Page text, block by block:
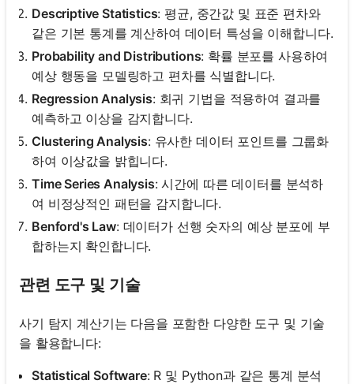
Descriptive Statistics: 평균, 중간값 및 표준 편차와
같은 기본 통계를 계산하여 데이터 특성을 이해합니다.
Probability and Distributions: 확률 분포를 사용하여
예상 행동을 모델링하고 편차를 식별합니다.
Regression Analysis: 회귀 기법을 적용하여 결과를
예측하고 이상을 감지합니다.
Clustering Analysis: 유사한 데이터 포인트를 그룹화
하여 이상값을 밝힙니다.
Time Series Analysis: 시간에 따른 데이터를 분석하
여 비정상적인 패턴을 감지합니다.
Benford's Law: 데이터가 선행 숫자의 예상 분포에 부
합하는지 확인합니다.
관련 도구 및 기술
사기 탐지 계산기는 다음을 포함한 다양한 도구 및 기술
을 활용합니다:
Statistical Software: R 및 Python과 같은 통계 분석